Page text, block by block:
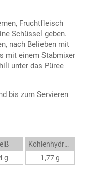
Fruchtfleisch
Schüssel geben.
nach Belieben mit
mit einem Stabmixer
unter das Püree
bis zum Servieren
g
Kohlenhydrate
1,77 g